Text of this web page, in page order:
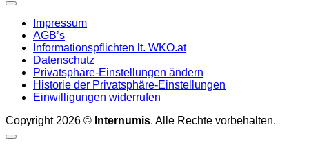
Impressum
AGB’s
Informationspflichten lt. WKO.at
Datenschutz
Privatsphäre-Einstellungen ändern
Historie der Privatsphäre-Einstellungen
Einwilligungen widerrufen
Copyright 2026 © Internumis. Alle Rechte vorbehalten.